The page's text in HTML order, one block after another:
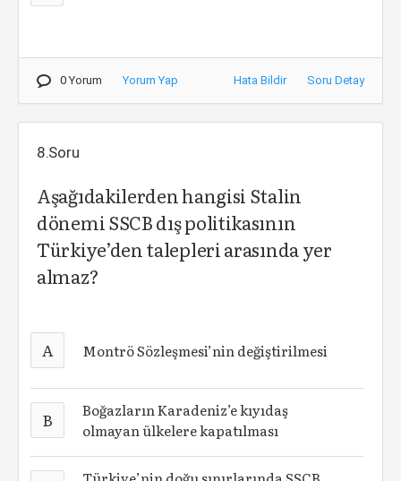
0 Yorum Yorum Yap Hata Bildir Soru Detay
8.Soru
Aşağıdakilerden hangisi Stalin
dönemi SSCB dış politikasının
Türkiye’den talepleri arasında yer
almaz?
A Montrö Sözleşmesi’nin değiştirilmesi
B
Boğazların Karadeniz’e kıyıdaş
olmayan ülkelere kapatılması